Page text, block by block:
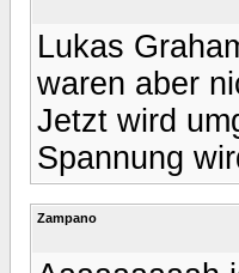
Lukas
waren aber
Jetzt wird
Spannung
Zampano